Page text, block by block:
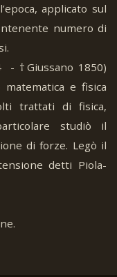
applicato sul
numero di
- †Giussano 1850)
e fisica
trattati di fisica,
studiò il
di forze. Legò il
detti Piola-